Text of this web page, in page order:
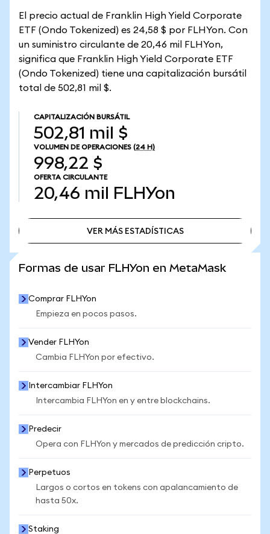
El precio actual de Franklin High Yield Corporate
ETF (Ondo Tokenized) es 24,58 $ por FLHYon. Con
un suministro circulante de 20,46 mil FLHYon,
significa que Franklin High Yield Corporate ETF
(Ondo Tokenized) tiene una capitalización bursátil
total de 502,81 mil $.
CAPITALIZACIÓN BURSÁTIL
502,81 mil $
VOLUMEN DE OPERACIONES (24 H)
998,22 $
OFERTA CIRCULANTE
20,46 mil FLHYon
VER MÁS ESTADÍSTICAS
Formas de usar FLHYon en MetaMask
Comprar FLHYon
Empieza en pocos pasos.
Vender FLHYon
Cambia FLHYon por efectivo.
Intercambiar FLHYon
Intercambia FLHYon en y entre blockchains.
Predecir
Opera con FLHYon y mercados de predicción cripto.
Perpetuos
Largos o cortos en tokens con apalancamiento de
hasta 50x.
Staking